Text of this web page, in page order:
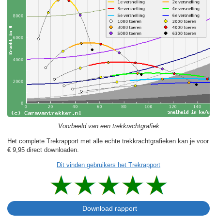
Voorbeeld van een trekkrachtgrafiek
Het complete Trekrapport met alle echte trekkrachtgrafieken kan je voor
€ 9,95 direct downloaden.
Dit vinden gebruikers het Trekrapport